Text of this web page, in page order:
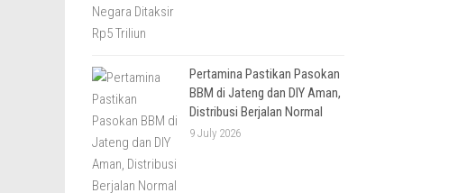
Pertamina Pastikan Pasokan
BBM di Jateng dan DIY Aman,
Distribusi Berjalan Normal
9 July 2026